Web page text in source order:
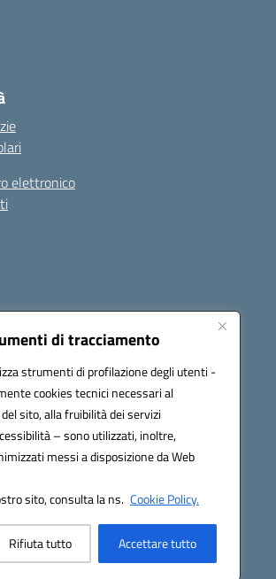
di tracciamento
strumenti di profilazione degli utenti -
cookies tecnici necessari al
sito, alla fruibilità dei servizi
– sono utilizzati, inoltre,
messi a disposizione da Web
sito, consulta la ns. Cookie Policy.
Rifiuta tutto Accettare tutto
elettronico